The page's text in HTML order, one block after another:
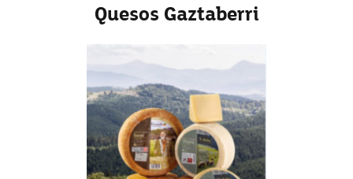
Quesos Gaztaberri